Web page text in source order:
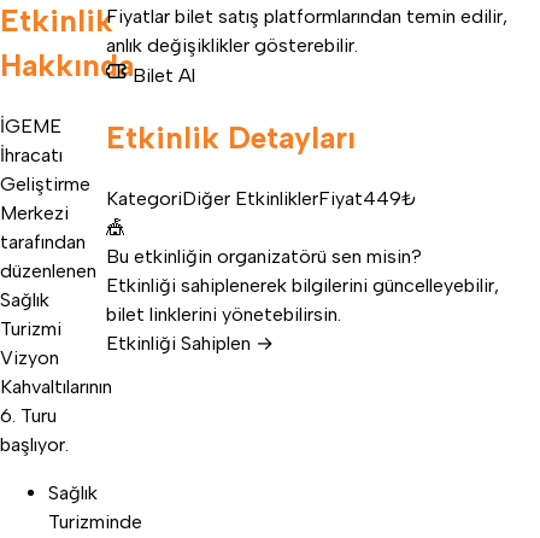
Etkinlik
Hakkında
İGEME
İhracatı
Geliştirme
Merkezi
tarafından
düzenlenen
Sağlık
Turizmi
Vizyon
Kahvaltılarının
6. Turu
başlıyor.
Sağlık
Turizminde
Fiyatlar bilet satış platformlarından temin edilir,
anlık değişiklikler gösterebilir.
Bilet Al
Etkinlik Detayları
KategoriDiğer EtkinliklerFiyat449₺
🎪
Bu etkinliğin organizatörü sen misin?
Etkinliği sahiplenerek bilgilerini güncelleyebilir,
bilet linklerini yönetebilirsin.
Etkinliği Sahiplen →